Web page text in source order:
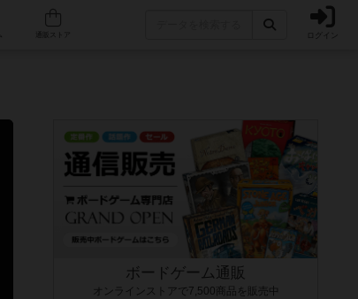
人気ボードゲーム ログイン
ボードゲーム通販
オンラインストアで7,500商品を販売中